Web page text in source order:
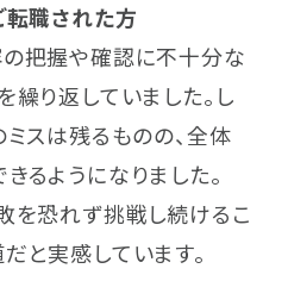
職された方
把握や確認に不十分な
繰り返していました。し
ミスは残るものの、全体
るようになりました。
を恐れず挑戦し続けるこ
と実感しています。